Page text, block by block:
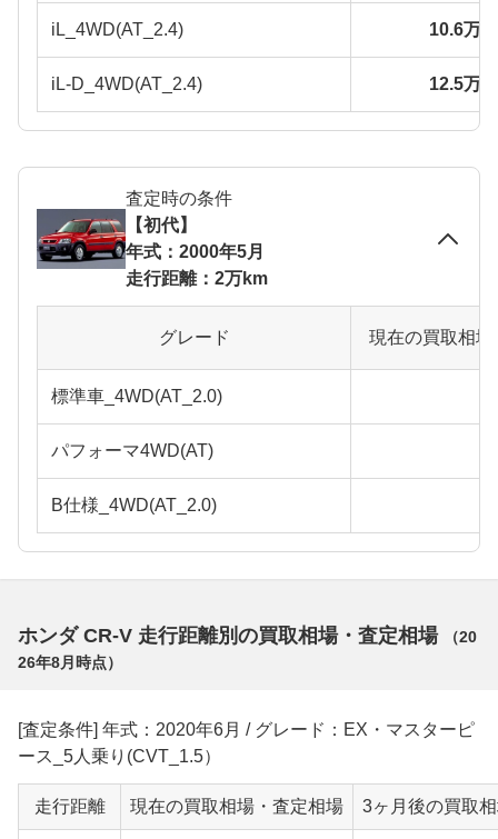
iL_4WD(AT_2.4) 10.6万
iL-D_4WD(AT_2.4) 12.5万
査定時の条件
【初代】
年式：2000年5月
走行距離：2万km
グレード 現在の買取相
標準車_4WD(AT_2.0)
パフォーマ4WD(AT)
B仕様_4WD(AT_2.0)
ホンダ CR-V 走行距離別の買取相場・査定相場 （20
26年8月 時点）
[査定条件] 年式：2020年6月 / グレード：EX・マスターピ
ース_5人乗り(CVT_1.5）
走行距離 現在の買取相場・査定相場 3ヶ月後の買取